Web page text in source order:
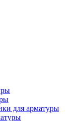
для арматуры